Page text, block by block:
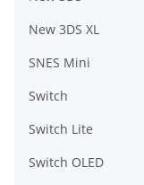
New 3DS XL
SNES Mini
Switch
Switch Lite
Switch OLED